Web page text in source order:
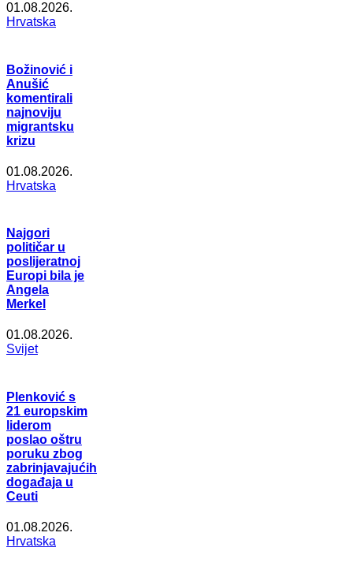
01.08.2026.
Hrvatska
Božinović i
Anušić
komentirali
najnoviju
migrantsku
krizu
01.08.2026.
Hrvatska
Najgori
političar u
poslijeratnoj
Europi bila je
Angela
Merkel
01.08.2026.
Svijet
Plenković s
21 europskim
liderom
poslao oštru
poruku zbog
zabrinjavajućih
događaja u
Ceuti
01.08.2026.
Hrvatska